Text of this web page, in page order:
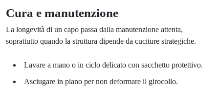
Cura e manutenzione
La longevità di un capo passa dalla manutenzione attenta,
soprattutto quando la struttura dipende da cuciture strategiche.
Lavare a mano o in ciclo delicato con sacchetto protettivo.
Asciugare in piano per non deformare il girocollo.